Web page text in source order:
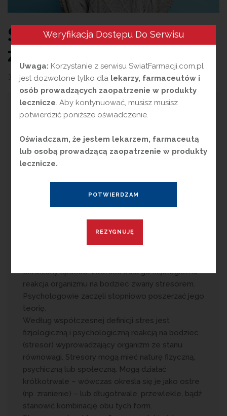
Stres pogromcą
zdrowia
3 marca 2026 przezMagdalena Guźniczak
W
iększość ludzi kojarzy stres z
spotkać się też ze stwierdzeniem, że bez
stresu nie ma życia, że towarzyszy nam
nieustannie, a co więcej – istnieje stres
również pogromcą zdrowia?
XX wieku. Hans Selye stwierdził, że organizm (nie
tylko człowieka) reaguje na występowanie
określony sposób. Interesowała go fizjologiczna
reakcja organizmu na bodziec zwany stresorem.
Psychologowie zaczęli stopniowo poszerzać jego
teorię.
Według współczesnej definicji stres jest
fizjologiczną i psychologiczną reakcją na bodziec
(stresor) wyprowadzający organizm ze stanu
równowagi. Stresory mogą mieć naturę fizyczną,
psychiczną lub społeczną. Mogą działać
krótkotrwale – wówczas określa się je jako ostre
(np. zranienie) – lub długotrwale, przewlekle, bądź
stanowić kombinację obu tych form.
Weryfikacja Dostępu Do Serwisu
Uwaga: Korzystanie z serwisu SwiatFarmacji.com.pl
jest dozwolone tylko dla lekarzy, farmaceutów i
osób prowadzących zaopatrzenie w produkty
lecznicze. Aby kontynuować, musisz musisz
potwierdzić poniższe oświadczenie.
Oświadczam, że jestem lekarzem, farmaceutą
lub osobą prowadzącą zaopatrzenie w produkty
lecznicze.